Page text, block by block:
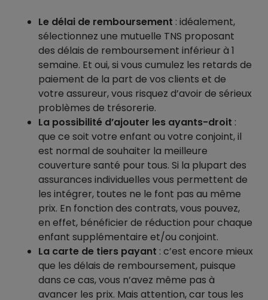
Le délai de remboursement : idéalement,
sélectionnez une mutuelle TNS proposant
des délais de remboursement inférieur à 1
semaine. Et oui, si vous cumulez les retards de
paiement de la part de vos clients et de
votre assureur, vous risquez d’avoir de sérieux
problèmes de trésorerie.
La possibilité d’ajouter les ayants-droit :
que ce soit votre enfant ou votre conjoint, il
est normal de souhaiter la meilleure
couverture santé pour tous. Si la plupart des
assurances individuelles vous permettent de
les intégrer, toutes ne le font pas au même
prix. En fonction des contrats, vous pouvez,
en effet, bénéficier de réduction pour chaque
enfant supplémentaire et/ou conjoint.
La carte de tiers payant : c’est encore mieux
que les délais de remboursement, puisque
dans ce cas, vous n’avez même pas à
avancer les prix. Mais attention, car tous les